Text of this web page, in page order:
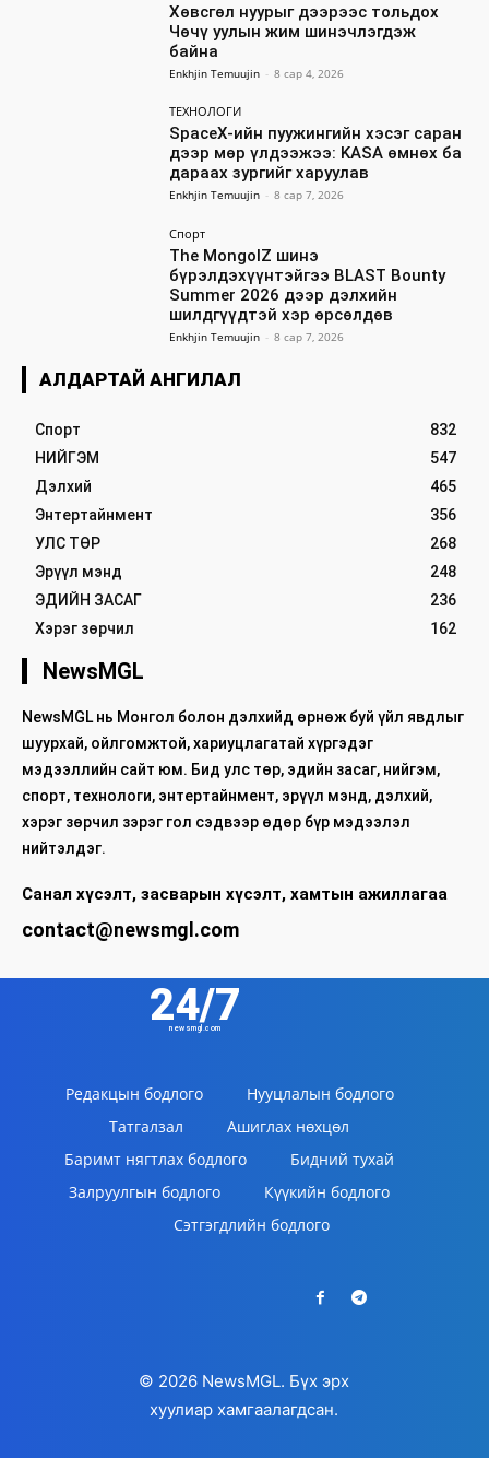
Хөвсгөл нуурыг дээрээс тольдох
Чөчү уулын жим шинэчлэгдэж
байна
Enkhjin Temuujin - 8 сар 4, 2026
ТЕХНОЛОГИ
SpaceX-ийн пуужингийн хэсэг саран
дээр мөр үлдээжээ: KASA өмнөх ба
дараах зургийг харуулав
Enkhjin Temuujin - 8 сар 7, 2026
Спорт
The MongolZ шинэ
бүрэлдэхүүнтэйгээ BLAST Bounty
Summer 2026 дээр дэлхийн
шилдгүүдтэй хэр өрсөлдөв
Enkhjin Temuujin - 8 сар 7, 2026
АЛДАРТАЙ АНГИЛАЛ
Спорт
832
НИЙГЭМ
547
Дэлхий
465
Энтертайнмент
356
УЛС ТӨР
268
Эрүүл мэнд
248
ЭДИЙН ЗАСАГ
236
Хэрэг зөрчил
162
NewsMGL
NewsMGL нь Монгол болон дэлхийд өрнөж буй үйл явдлыг
шуурхай, ойлгомжтой, хариуцлагатай хүргэдэг
мэдээллийн сайт юм. Бид улс төр, эдийн засаг, нийгэм,
спорт, технологи, энтертайнмент, эрүүл мэнд, дэлхий,
хэрэг зөрчил зэрэг гол сэдвээр өдөр бүр мэдээлэл
нийтэлдэг.
Санал хүсэлт, засварын хүсэлт, хамтын ажиллагаа
contact@newsmgl.com
24/7
newsmgl.com
Редакцын бодлого
Нууцлалын бодлого
Татгалзал
Ашиглах нөхцөл
Баримт нягтлах бодлого
Бидний тухай
Залруулгын бодлого
Күүкийн бодлого
Сэтгэгдлийн бодлого
© 2026 NewsMGL. Бүх эрх
хуулиар хамгаалагдсан.